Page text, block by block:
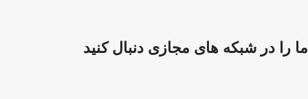
ما را در شبکه های مجازی دنبال کنید